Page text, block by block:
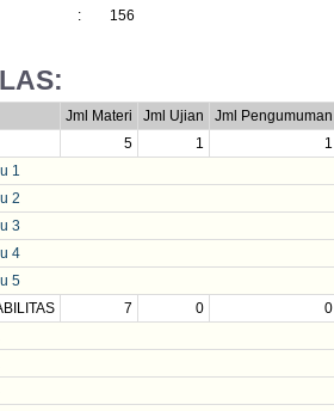
: 156
Jml Materi Jml Ujian Jml Pengumuman
5 1 1
1
2
3
4
5
7 0 0